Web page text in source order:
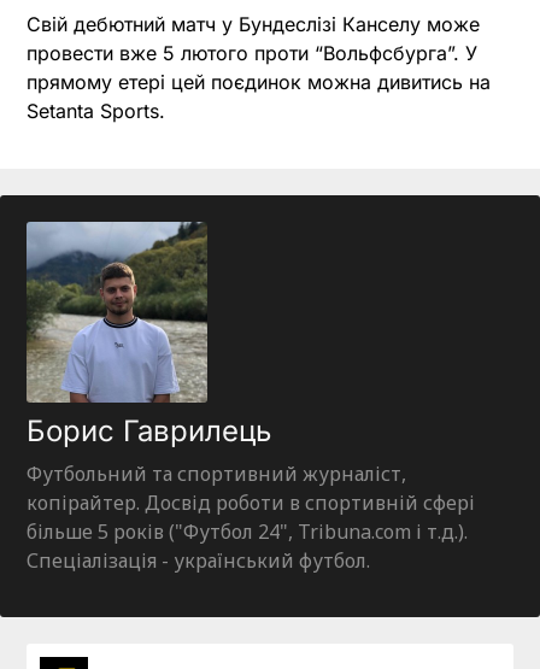
Свій дебютний матч у Бундеслізі Канселу може
провести вже 5 лютого проти “Вольфсбурга”. У
прямому етері цей поєдинок можна дивитись на
Setanta Sports.
Борис Гаврилець
Футбольний та спортивний журналіст,
копірайтер. Досвід роботи в спортивній сфері
більше 5 років ("Футбол 24", Tribuna.com і т.д.).
Спеціалізація - український футбол.